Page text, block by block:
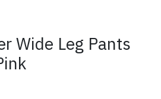
Wide Leg Pants